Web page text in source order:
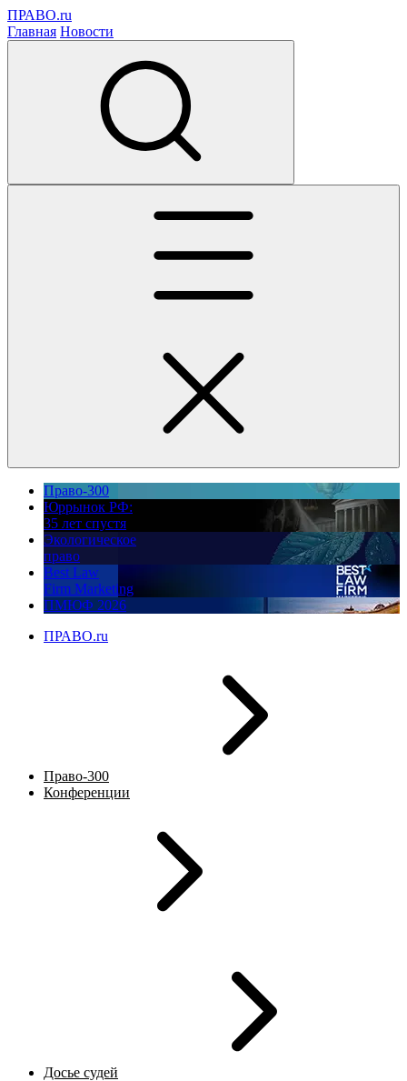
ПРАВО.ru
Главная Новости
Право-300
Юррынок РФ:
35 лет спустя
Экологическое
право
Best Law
Firm Marketing
ПМЮФ 2026
ПРАВО.ru
Право-300
Конференции
Досье судей